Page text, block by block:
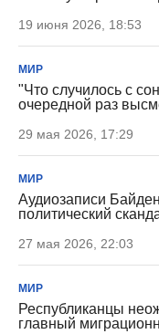
19 июня 2026, 18:53
МИР
"Что случилось с
очередной раз
29 мая 2026, 17:29
МИР
Аудиозаписи
политический
27 мая 2026, 22:03
МИР
Республиканцы
главный